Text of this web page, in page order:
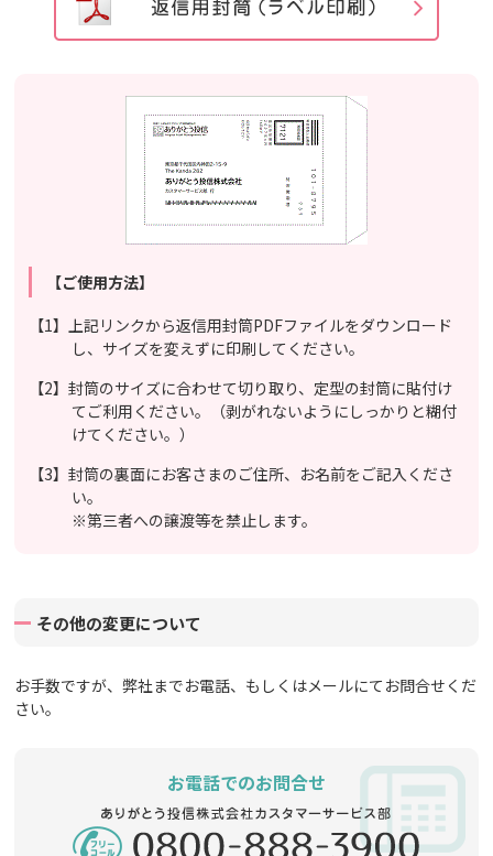
【ご使用方法】
【1】上記リンクから返信用封筒PDFファイルをダウンロード
し、サイズを変えずに印刷してください。
【2】封筒のサイズに合わせて切り取り、定型の封筒に貼付け
てご利用ください。（剥がれないようにしっかりと糊付
けてください。）
【3】封筒の裏面にお客さまのご住所、お名前をご記入くださ
い。
※第三者への譲渡等を禁止します。
その他の変更について
お手数ですが、弊社までお電話、もしくはメールにてお問合せくだ
さい。
お電話でのお問合せ